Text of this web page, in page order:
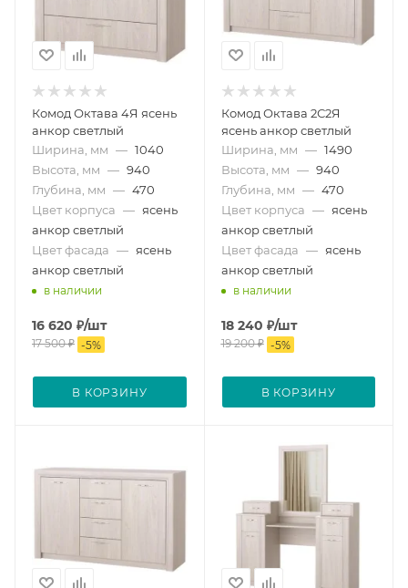
Комод Октава 4Я ясень
анкор светлый
Ширина, мм — 1040
Высота, мм — 940
Глубина, мм — 470
Цвет корпуса — ясень
анкор светлый
Цвет фасада — ясень
анкор светлый
в наличии
16 620 ₽/шт
17 500₽ -5%
В КОРЗИНУ
Комод Октава 2С2Я
ясень анкор светлый
Ширина, мм — 1490
Высота, мм — 940
Глубина, мм — 470
Цвет корпуса — ясень
анкор светлый
Цвет фасада — ясень
анкор светлый
в наличии
18 240 ₽/шт
19 200₽ -5%
В КОРЗИНУ